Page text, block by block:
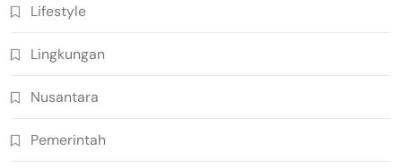
Lifestyle
Lingkungan
Nusantara
Pemerintah